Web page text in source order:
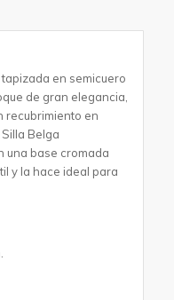
en semicuero
de gran elegancia,
recubrimiento en
Belga
una base cromada
y la hace ideal para